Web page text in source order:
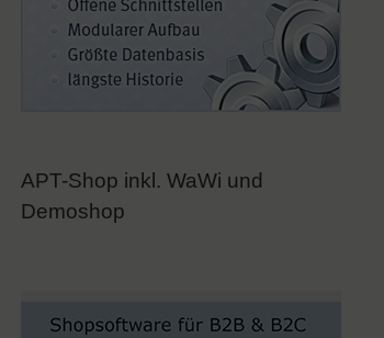
APT-Shop inkl. WaWi und
Demoshop